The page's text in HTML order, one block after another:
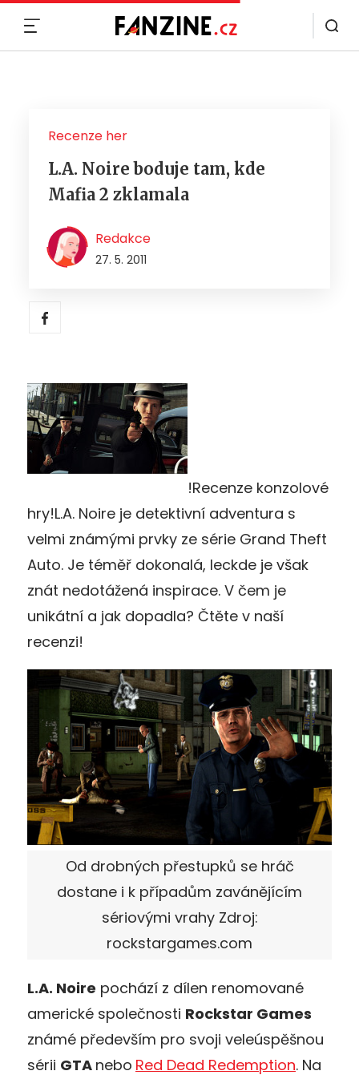
Recenze her
L.A. Noire boduje tam, kde
Mafia 2 zklamala
Redakce
27. 5. 2011
!Recenze konzolové
hry!L.A. Noire je detektivní adventura s
velmi známými prvky ze série Grand Theft
Auto. Je téměř dokonalá, leckde je však
znát nedotážená inspirace. V čem je
unikátní a jak dopadla? Čtěte v naší
recenzi!
Od drobných přestupků se hráč
dostane i k případům zavánějícím
sériovými vrahy Zdroj:
rockstargames.com
L.A. Noire pochází z dílen renomované
americké společnosti Rockstar Games
známé především pro svoji veleúspěšnou
sérii GTA nebo Red Dead Redemption. Na